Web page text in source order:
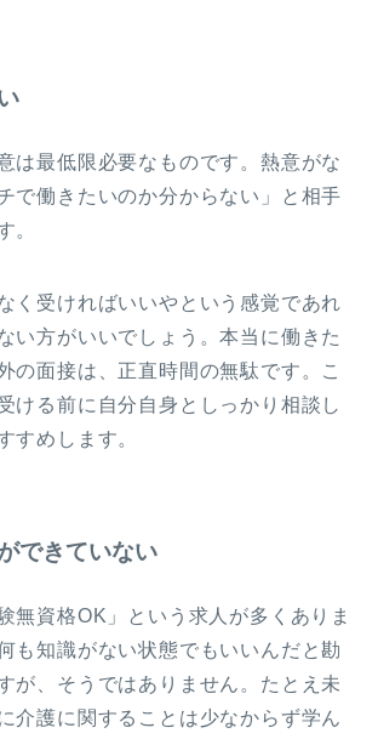
は最低限必要なものです。熱意がな
で働きたいのか分からない」と相手
。
く受ければいいやという感覚であれ
い方がいいでしょう。本当に働きた
の面接は、正直時間の無駄です。こ
ける前に自分自身としっかり相談し
すめします。
できていない
無資格OK」という求人が多くありま
も知識がない状態でもいいんだと勘
が、そうではありません。たとえ未
介護に関することは少なからず学ん